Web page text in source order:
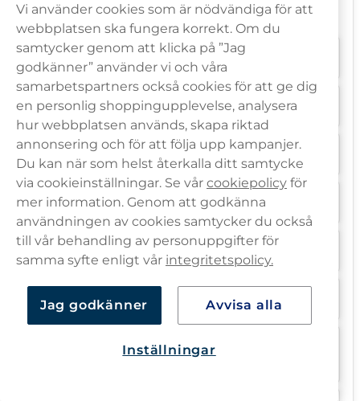
vidare för att ta del av svaren!
Vad är XQS snus?
Vem äger XQS?
Vad står XQS för?
Hur många snus är det i en dosa XQS?
Hur mycket nikotin är det i XQS snus?
Finns det nikotinfria alternativ från XQS?
Hur mycket koffein innehåller XQS
Vi använder cookies som är nödvändiga för att
webbplatsen ska fungera korrekt. Om du
samtycker genom att klicka på ”Jag
godkänner” använder vi och våra
samarbetspartners också cookies för att ge dig
en personlig shoppingupplevelse, analysera
hur webbplatsen används, skapa riktad
annonsering och för att följa upp kampanjer.
Du kan när som helst återkalla ditt samtycke
via cookieinställningar. Se vår cookiepolicy för
mer information. Genom att godkänna
användningen av cookies samtycker du också
till vår behandling av personuppgifter för
samma syfte enligt vår integritetspolicy.
Jag godkänner Avvisa alla
Inställningar